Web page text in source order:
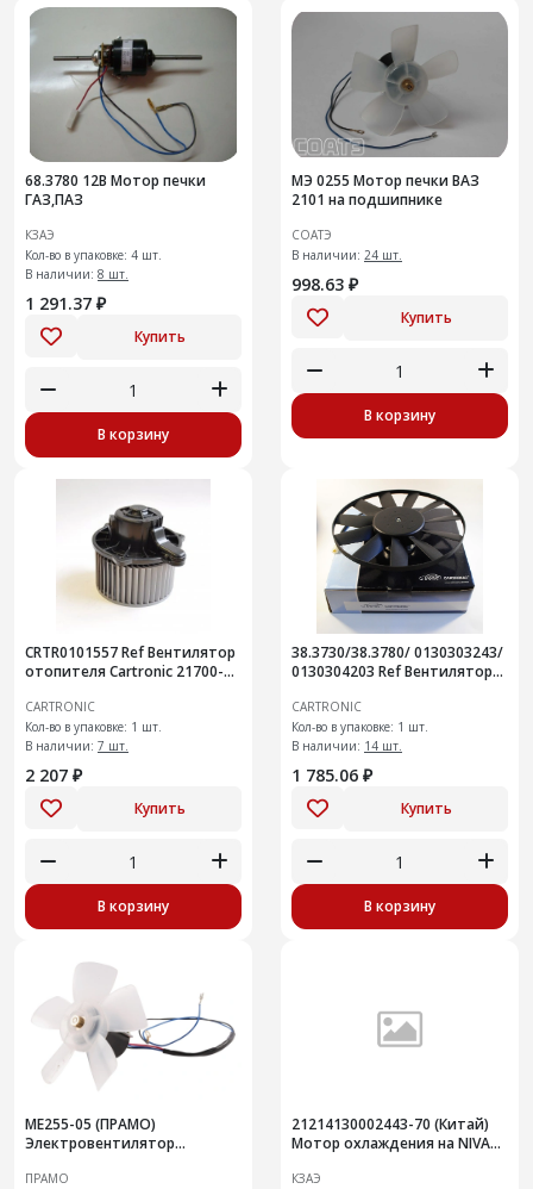
68.3780 12В Мотор печки
ГАЗ,ПАЗ
КЗАЭ
Кол-во в упаковке: 4 шт.
В наличии: 8 шт.
1 291.37 ₽
Купить
В корзину
МЭ 0255 Мотор печки ВАЗ
2101 на подшипнике
СОАТЭ
В наличии: 24 шт.
998.63 ₽
Купить
В корзину
CRTR0101557 Ref Вентилятор
отопителя Cartronic 21700-
CARTRONIC
Кол-во в упаковке: 1 шт.
В наличии: 7 шт.
2 207 ₽
Купить
В корзину
38.3730/38.3780/ 0130303243/
0130304203 Ref Вентилятор
CTR0101472
CARTRONIC
Кол-во в упаковке: 1 шт.
В наличии: 14 шт.
1 785.06 ₽
Купить
В корзину
МЕ255-05 (ПРАМО)
Электровентилятор
ПРАМО
21214130002443-70 (Китай)
Мотор охлаждения на NIVA
КЗАЭ